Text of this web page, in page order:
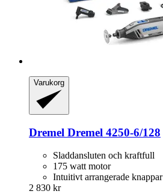
Varukorg
Dremel Dremel 4250-​6/128
Sladdansluten och kraftfull
175 watt motor
Intuitivt arrangerade knappar
2 830 kr